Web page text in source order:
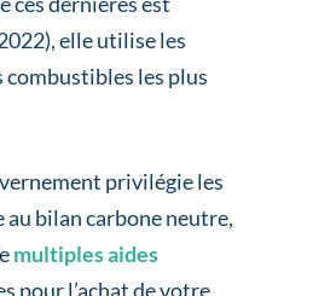
elle utilise les
combustibles les plus
privilégie les
bilan carbone neutre,
multiples aides
pour l’achat de votre